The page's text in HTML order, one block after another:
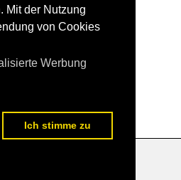
Mit der Nutzung
von Cookies
Werbung
Ich stimme zu